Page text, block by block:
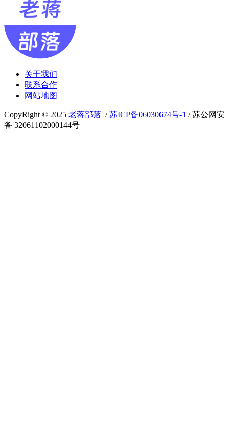
关于我们
联系合作
网站地图
CopyRight © 2025 老蒋部落 /苏ICP备06030674号-1 / 苏公网安
备 32061102000144号